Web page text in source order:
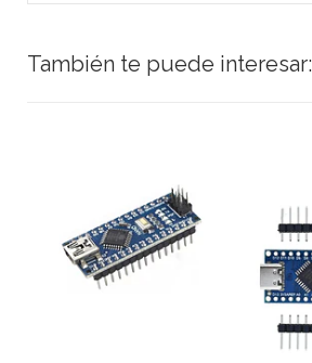
También te puede interesar: